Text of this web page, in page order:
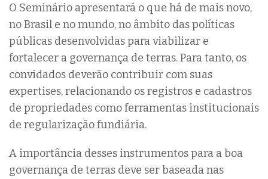
O Seminário apresentará o que há de mais novo,
no Brasil e no mundo, no âmbito das políticas
públicas desenvolvidas para viabilizar e
fortalecer a governança de terras. Para tanto, os
convidados deverão contribuir com suas
expertises, relacionando os registros e cadastros
de propriedades como ferramentas institucionais
de regularização fundiária.
A importância desses instrumentos para a boa
governança de terras deve ser baseada nas